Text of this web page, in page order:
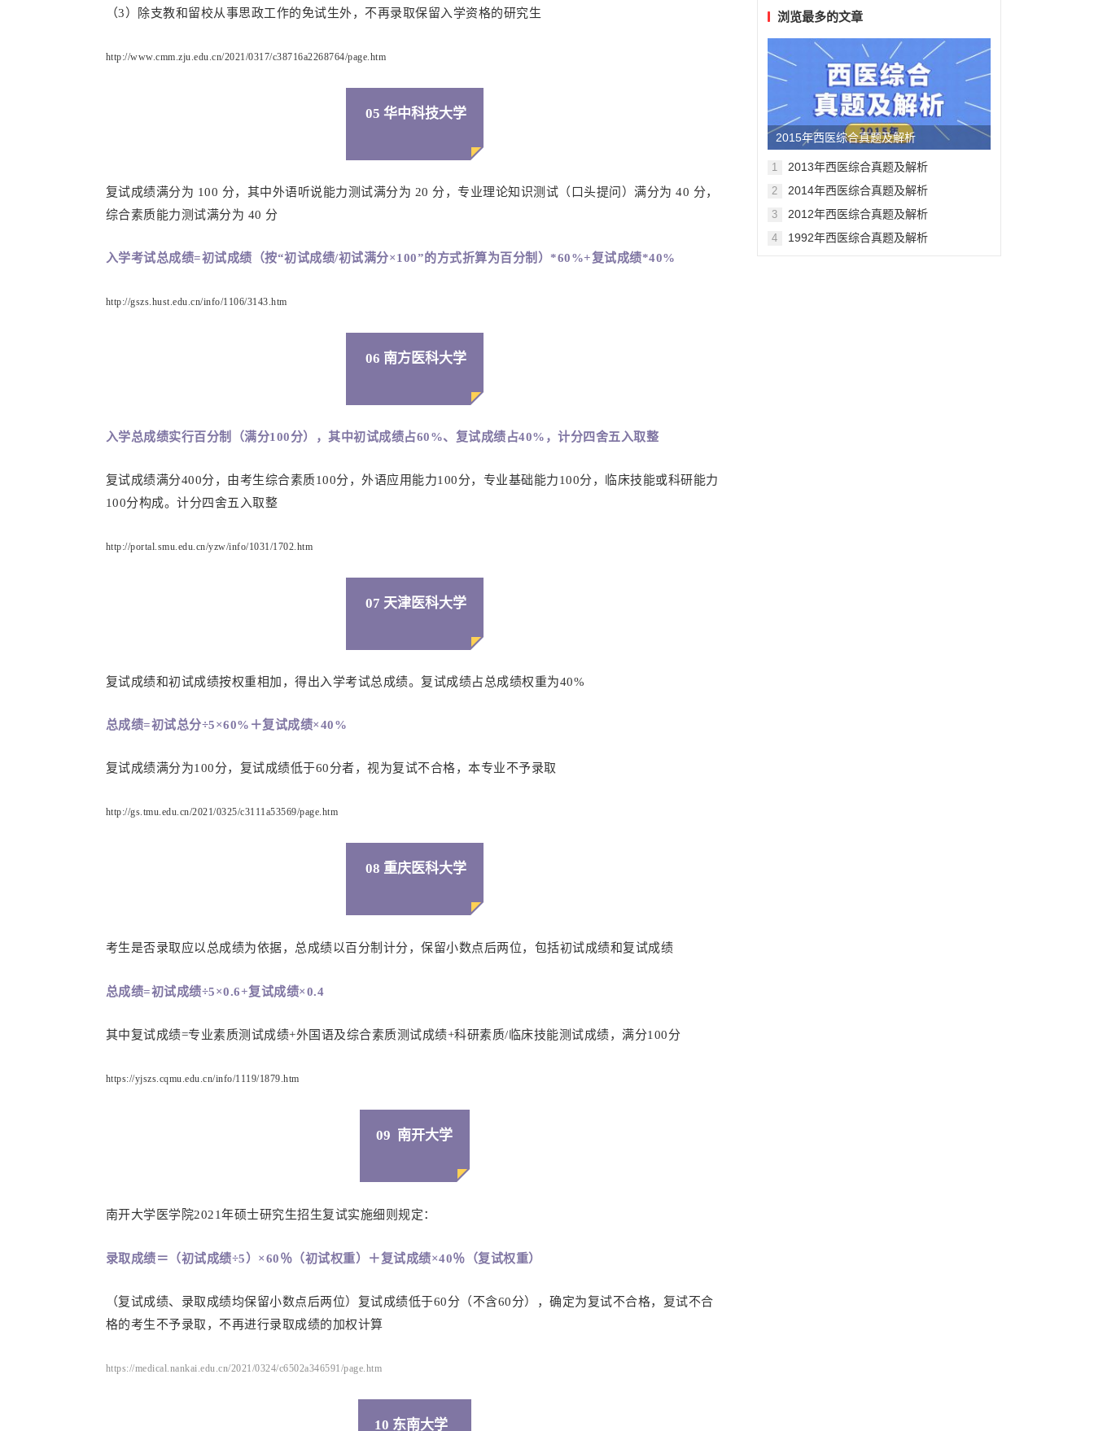
（3）除支教和留校从事思政工作的免试生外，不再录取保留入学资格的研究生
http://www.cmm.zju.edu.cn/2021/0317/c38716a2268764/page.htm
05 华中科技大学
复试成绩满分为 100 分，其中外语听说能力测试满分为 20 分，专业理论知识测试（口头提问）满分为 40 分，
综合素质能力测试满分为 40 分
入学考试总成绩=初试成绩（按“初试成绩/初试满分×100”的方式折算为百分制）*60%+复试成绩*40%
http://gszs.hust.edu.cn/info/1106/3143.htm
06 南方医科大学
入学总成绩实行百分制（满分100分），其中初试成绩占60%、复试成绩占40%，计分四舍五入取整
复试成绩满分400分，由考生综合素质100分，外语应用能力100分，专业基础能力100分，临床技能或科研能力
100分构成。计分四舍五入取整
http://portal.smu.edu.cn/yzw/info/1031/1702.htm
07 天津医科大学
复试成绩和初试成绩按权重相加，得出入学考试总成绩。复试成绩占总成绩权重为40%
总成绩=初试总分÷5×60%＋复试成绩×40%
复试成绩满分为100分，复试成绩低于60分者，视为复试不合格，本专业不予录取
http://gs.tmu.edu.cn/2021/0325/c3111a53569/page.htm
08 重庆医科大学
考生是否录取应以总成绩为依据，总成绩以百分制计分，保留小数点后两位，包括初试成绩和复试成绩
总成绩=初试成绩÷5×0.6+复试成绩×0.4
其中复试成绩=专业素质测试成绩+外国语及综合素质测试成绩+科研素质/临床技能测试成绩，满分100分
https://yjszs.cqmu.edu.cn/info/1119/1879.htm
09 南开大学
南开大学医学院2021年硕士研究生招生复试实施细则规定：
录取成绩＝（初试成绩÷5）×60％（初试权重）＋复试成绩×40％（复试权重）
（复试成绩、录取成绩均保留小数点后两位）复试成绩低于60分（不含60分），确定为复试不合格，复试不合
格的考生不予录取，不再进行录取成绩的加权计算
https://medical.nankai.edu.cn/2021/0324/c6502a346591/page.htm
10 东南大学
浏览最多的文章
2015年西医综合真题及解析
1 2013年西医综合真题及解析
2 2014年西医综合真题及解析
3 2012年西医综合真题及解析
4 1992年西医综合真题及解析